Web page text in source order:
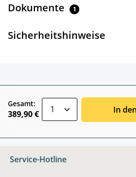
Dokumente 1
Sicherheitshinweise
Gesamt:
389,90 € In
Service-Hotline